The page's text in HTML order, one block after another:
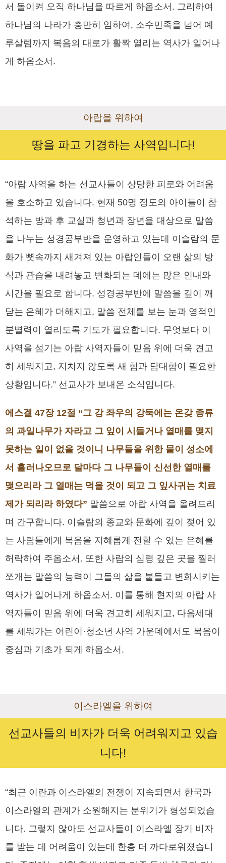
서 돌이켜 오직 하나님을 따르게 하옵소서. 그리하여
하나님의 나라가 충만히 임하여, 소수민족을 넘어 예
루살렘까지 복음의 대로가 활짝 열리는 역사가 일어나
게 하옵소서.
아랍을 위하여
땅을 파고 기경하는 사역입니다!
“아랍 사역을 하는 선교사들이 상당한 피로와 어려움
을 호소하고 있습니다. 현재 50명 정도의 아이들이 참
석하는 방과 후 교실과 청년과 장년을 대상으로 말씀
을 나누는 성경공부반을 운영하고 있는데 이슬람의 문
화가 뼛속까지 새겨져 있는 아랍인들이 오랜 삶의 방
식과 관습을 내려놓고 변화되는 데에는 많은 인내와
시간을 필요로 합니다. 성경공부반에 말씀을 깊이 깨
닫는 은혜가 더해지고, 말씀 전체를 보는 눈과 영적인
분별력이 열리도록 기도가 필요합니다. 무엇보다 이
사역을 섬기는 아랍 사역자들이 믿음 위에 더욱 견고
히 세워지고, 지치지 않도록 새 힘과 담대함이 필요한
상황입니다.” 선교사가 보내온 소식입니다.
에스겔 47장 12절 “그 강 좌우의 강둑에는 온갖 종류
의 과일나무가 자라고 그 잎이 시들거나 열매를 맺지
못하는 일이 없을 것이니 나무들을 위한 물이 성소에
서 흘러나오므로 달마다 그 나무들이 신선한 열매를
맺으리라 그 열매는 먹을 것이 되고 그 잎사귀는 치료
제가 되리라 하였다” 말씀으로 아랍 사역을 올려드리
며 간구합니다. 이슬람의 종교와 문화에 깊이 젖어 있
는 사람들에게 복음을 지혜롭게 전할 수 있는 은혜를
허락하여 주옵소서. 또한 사람의 심령 깊은 곳을 찔러
쪼개는 말씀의 능력이 그들의 삶을 붙들고 변화시키는
역사가 일어나게 하옵소서. 이를 통해 현지의 아랍 사
역자들이 믿음 위에 더욱 견고히 세워지고, 다음세대
를 세워가는 어린이·청소년 사역 가운데에서도 복음이
중심과 기초가 되게 하옵소서.
이스라엘을 위하여
선교사들의 비자가 더욱 어려워지고 있습
니다!
“최근 이란과 이스라엘의 전쟁이 지속되면서 한국과
이스라엘의 관계가 소원해지는 분위기가 형성되었습
니다. 그렇지 않아도 선교사들이 이스라엘 장기 비자
를 받는 데 어려움이 있는데 한층 더 까다로워졌습니